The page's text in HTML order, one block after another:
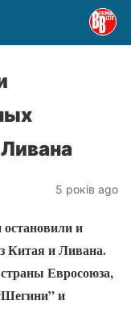
5 років ago
и
Китая и Ливана.
Евросоюза,
и